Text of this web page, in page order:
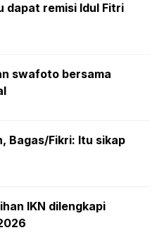
dapat remisi Idul Fitri
swafoto bersama
Bagas/Fikri: Itu sikap
IKN dilengkapi